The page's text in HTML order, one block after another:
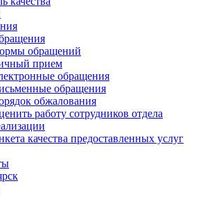
обращений
прием
обращения
обращения
обжалования
работу сотрудников отдела
качества предоставленных услуг